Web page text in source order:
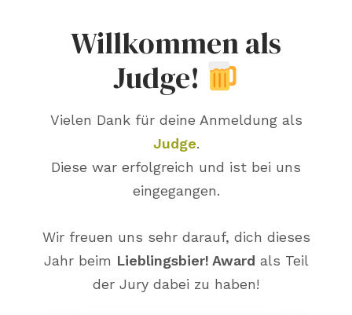
Willkommen als
Judge!
Vielen Dank für deine Anmeldung als
Judge.
Diese war erfolgreich und ist bei uns
eingegangen.
Wir freuen uns sehr darauf, dich dieses
Jahr beim Lieblingsbier! Award als Teil
der Jury dabei zu haben!